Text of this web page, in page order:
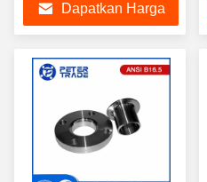
LJRF untuk Industri
Minyak dan Gas
Dapatkan Harga